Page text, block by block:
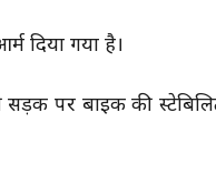
दिया गया है।
पर बाइक की